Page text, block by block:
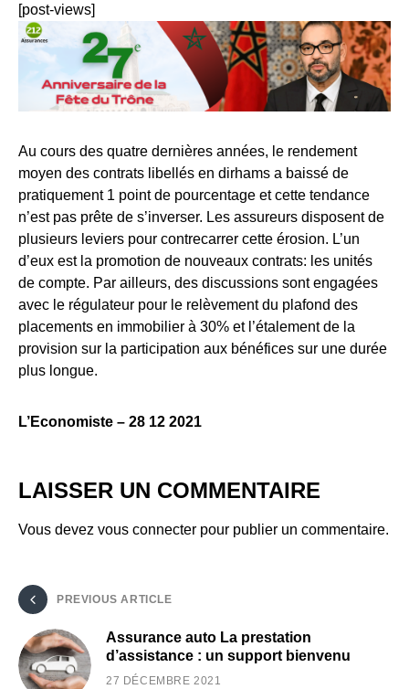
[post-views]
Au cours des quatre dernières années, le rendement
moyen des contrats libellés en dirhams a baissé de
pratiquement 1 point de pourcentage et cette tendance
n’est pas prête de s’inverser. Les assureurs disposent de
plusieurs leviers pour contrecarrer cette érosion. L’un
d’eux est la promotion de nouveaux contrats: les unités
de compte. Par ailleurs, des discussions sont engagées
avec le régulateur pour le relèvement du plafond des
placements en immobilier à 30% et l’étalement de la
provision sur la participation aux bénéfices sur une durée
plus longue.
L’Economiste – 28 12 2021
LAISSER UN COMMENTAIRE
Vous devez vous connecter pour publier un commentaire.
PREVIOUS ARTICLE
Assurance auto La prestation
d’assistance : un support bienvenu
27 DÉCEMBRE 2021